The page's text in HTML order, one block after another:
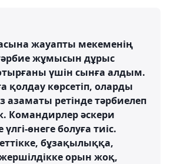
жауапты мекеменің
жұмысын дұрыс
үшін сынға алдым.
қолдау көрсетіп, оларды
азаматы ретінде тәрбиелеп
Командирлер әскери
өнеге болуға тиіс.
бұзақылыққа,
орын жоқ,